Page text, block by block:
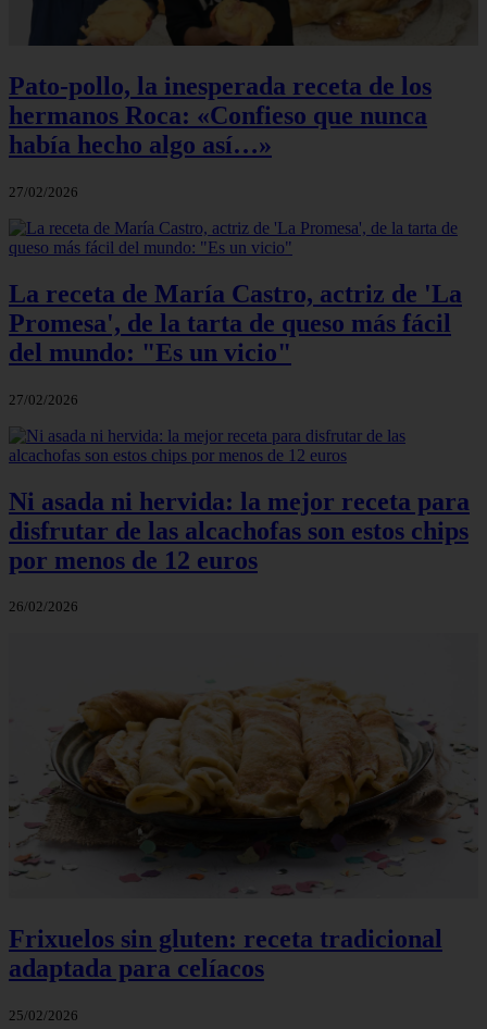
Pato-pollo, la inesperada receta de los
hermanos Roca: «Confieso que nunca
había hecho algo así…»
27/02/2026
La receta de María Castro, actriz de 'La
Promesa', de la tarta de queso más fácil
del mundo: "Es un vicio"
27/02/2026
Ni asada ni hervida: la mejor receta para
disfrutar de las alcachofas son estos chips
por menos de 12 euros
26/02/2026
Frixuelos sin gluten: receta tradicional
adaptada para celíacos
25/02/2026